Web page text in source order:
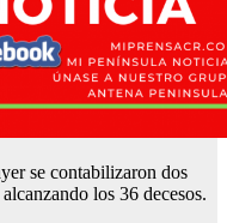
se contabilizaron dos
los 36 decesos.